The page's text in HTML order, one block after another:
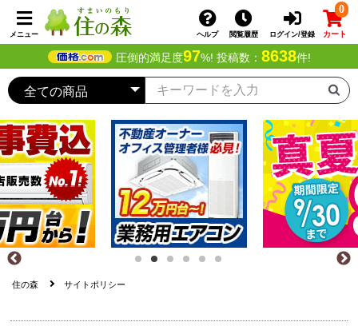
メニュー ヘルプ 閲覧履歴 ログイン/登録
0
カート
圧倒的満足度97%! 投稿数： 8638件!
住の森 サイトポリシー